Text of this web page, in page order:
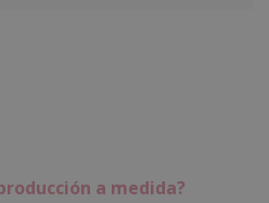
a medida?